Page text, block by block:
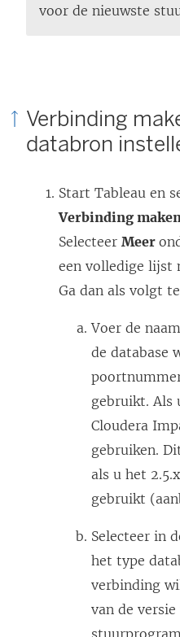
i
n
i
e
u
v
e
voor de nieuwste
Verbinding
databron
Start Tableau en
Verbinding
Selecteer Meer
een volledige lijst
Ga dan als volgt
Voer de
de database
gebruikt. Als
Cloudera
gebruiken.
als u het
gebruikt
Selecteer in
het type
verbinding
van de